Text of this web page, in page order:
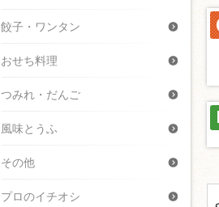
餃子・ワンタン
おせち料理
つみれ・だんご
風味とうふ
その他
プロのイチオシ